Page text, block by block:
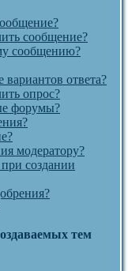
сообщение?
сообщению?
ответа?
опрос?
форумы?
модератору?
создании
тем